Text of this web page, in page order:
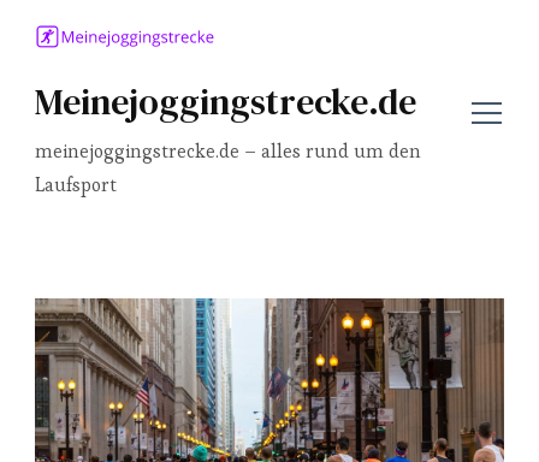
Meinejoggingstrecke.de
meinejoggingstrecke.de – alles rund um den
Laufsport